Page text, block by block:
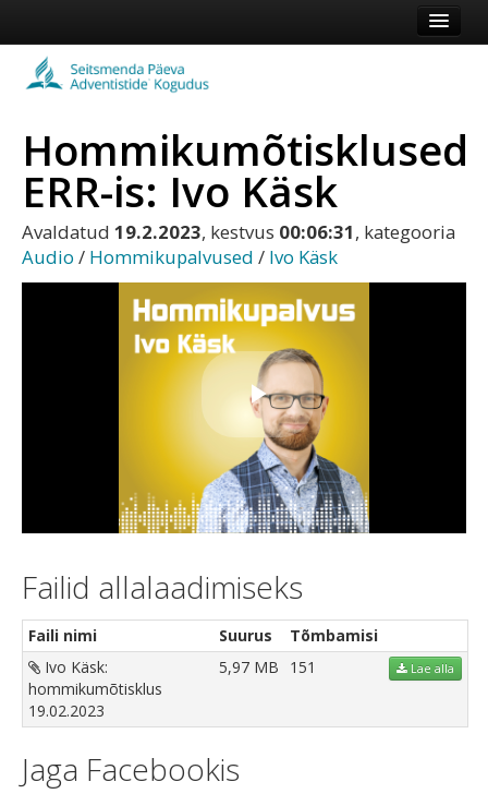
Koduleht
Vaata veel
Logi sisse või registreeru
Hommikumõtisklused
ERR-is: Ivo Käsk
Avaldatud 19.2.2023, kestvus 00:06:31, kategooria
Audio / Hommikupalvused / Ivo Käsk
Play
Video
Failid allalaadimiseks
Faili nimi Suurus
Tõmbamisi
Ivo Käsk:
hommikumõtisklus
19.02.2023
5,97 MB 151 Lae alla
Jaga Facebookis